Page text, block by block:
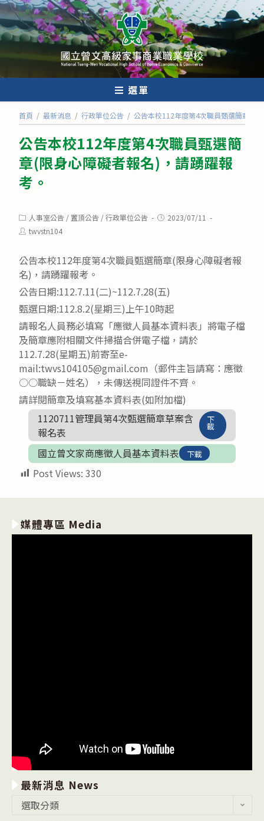
跳
轉
至
內
選單
首頁 / 最新消息 / 行政單位公告 / 公告本校112年度第4次職員甄選簡章(限
公告本校112年度第4次職員甄選簡
章(限身心障礙者報名)，請踴躍報
考。
Post
category:
人事室公告 / 置頂公告 /行政單位公告
Post2023/07/11
Posttwvstn104
公告本校112年度第4次職員甄選簡章(限身心障礙者報
名)，請踴躍報考。
公告日期:112.7.11(二)~112.7.28(五)
甄選日期:112.8.2(星期三)上午10時起
請報名人員務必填寫「應徵人員基本資料表」將電子檔
及簡章應附相關文件掃描合併電子檔，請於
112.7.28(星期五)前寄至e-
mail:twvs104105@gmail.com（郵件主旨請寫：應徵
○○職缺－姓名），未傳送視同證件不齊。
請詳閱簡章及填寫基本資料表(如附加檔)
1120711管理員第4次甄選簡章草案含
報名表
下
載
國立曾文家商應徵人員基本資料表 下載
Post Views: 330
媒體專區 Media
最新消息 News
選取分類